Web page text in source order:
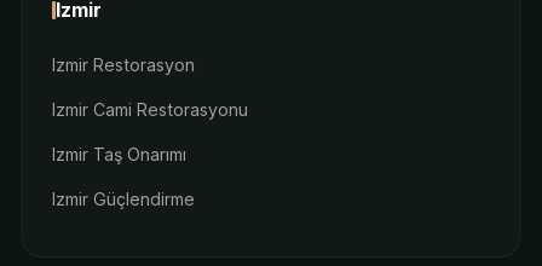
Izmir
Izmir Restorasyon
Izmir Cami Restorasyonu
Izmir Taş Onarımı
Izmir Güçlendirme